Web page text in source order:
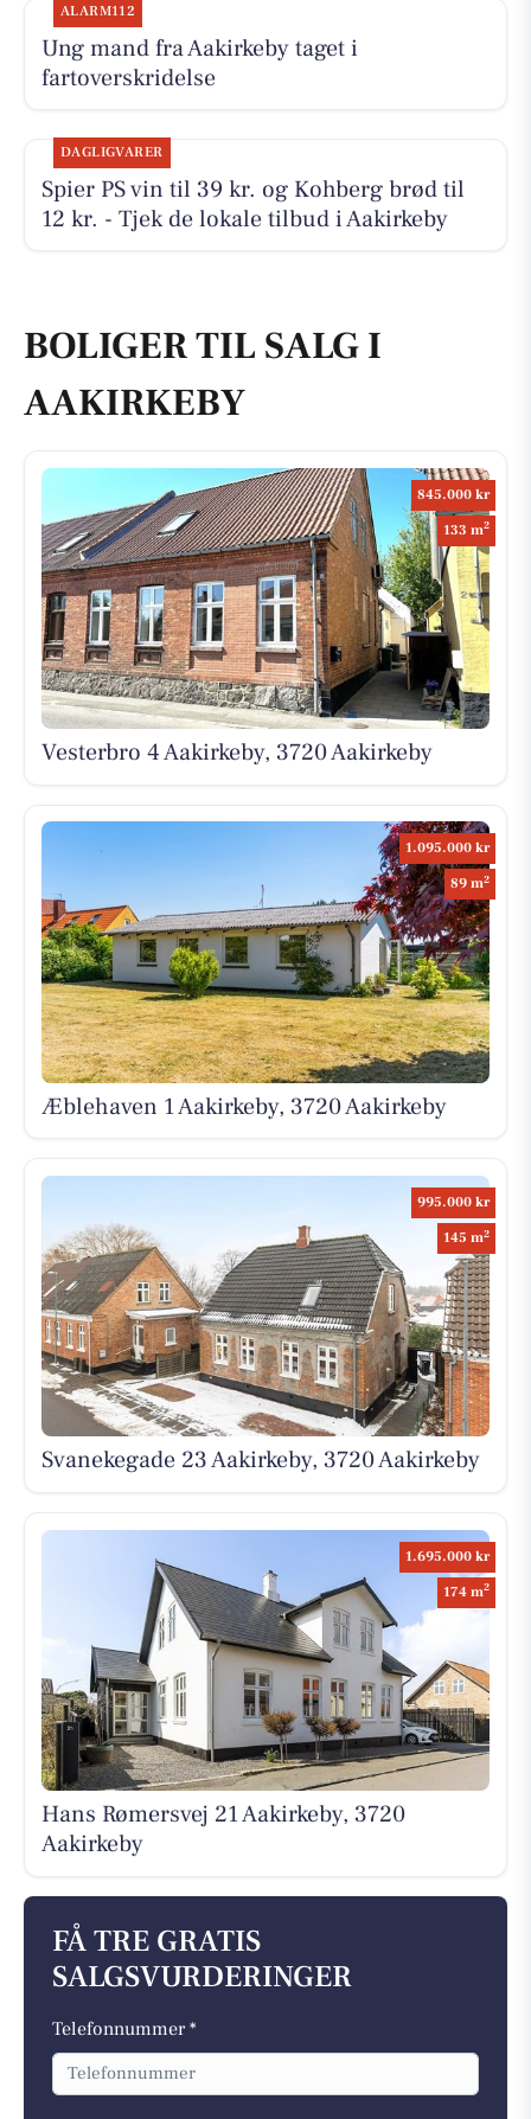
ALARM112
Ung mand fra Aakirkeby taget i
fartoverskridelse
DAGLIGVARER
Spier PS vin til 39 kr. og Kohberg brød til
12 kr. - Tjek de lokale tilbud i Aakirkeby
BOLIGER TIL SALG I
AAKIRKEBY
845.000 kr
133 m2
Vesterbro 4 Aakirkeby, 3720 Aakirkeby
1.095.000 kr
89 m2
Æblehaven 1 Aakirkeby, 3720 Aakirkeby
995.000 kr
145 m2
Svanekegade 23 Aakirkeby, 3720 Aakirkeby
1.695.000 kr
174 m2
Hans Rømersvej 21 Aakirkeby, 3720
Aakirkeby
FÅ TRE GRATIS
SALGSVURDERINGER
Telefonnummer *